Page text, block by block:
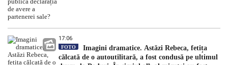
17:06
FOTO
Imagini dramatice. Astăzi Rebeca, fetița
călcată de o autoutilitară, a fost condusă pe ultimul